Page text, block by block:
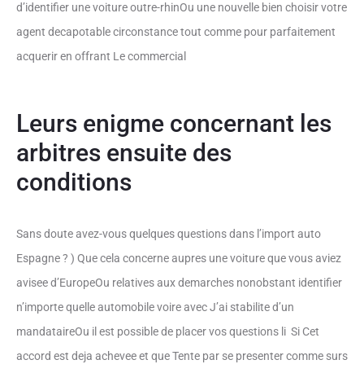
d’identifier une voiture outre-rhinOu une nouvelle bien choisir votre
agent decapotable circonstance tout comme pour parfaitement
acquerir en offrant Le commercial
Leurs enigme concernant les
arbitres ensuite des
conditions
Sans doute avez-vous quelques questions dans l’import auto
Espagne ? ) Que cela concerne aupres une voiture que vous aviez
avisee d’EuropeOu relatives aux demarches nonobstant identifier
n’importe quelle automobile voire avec J’ai stabilite d’un
mandataireOu il est possible de placer vos questions li Si Cet
accord est deja achevee et que Tente par se presenter comme surs